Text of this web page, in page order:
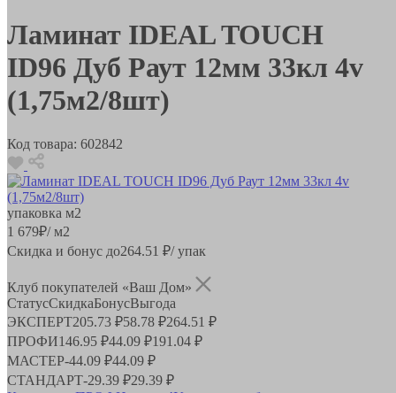
Ламинат IDEAL TOUCH
ID96 Дуб Раут 12мм 33кл 4v
(1,75м2/8шт)
Код товара: 602842
упаковка м2
1 679₽/ м2
Скидка и бонус до264.51 ₽/ упак
Клуб покупателей «Ваш Дом»
СтатусСкидкаБонусВыгода
ЭКСПЕРТ205.73 ₽58.78 ₽264.51 ₽
ПРОФИ146.95 ₽44.09 ₽191.04 ₽
МАСТЕР-44.09 ₽44.09 ₽
СТАНДАРТ-29.39 ₽29.39 ₽